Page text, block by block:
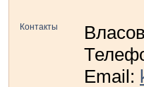
Контакты
Email: